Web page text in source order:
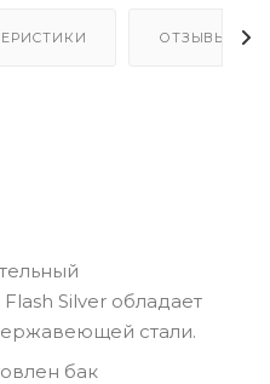
ОТЗЫВЫ
Silver обладает
стали.
бак